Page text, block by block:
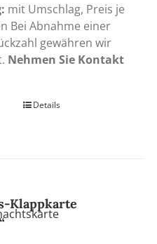
mit Umschlag, Preis je
Bei Abnahme einer
gewähren wir
Nehmen Sie Kontakt
Details
Klappkarte